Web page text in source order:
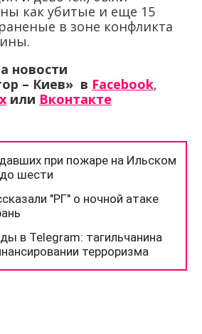
как убитые и еще 15
в зоне конфликта
новости
– Киев» в Facebook,
или Вконтакте